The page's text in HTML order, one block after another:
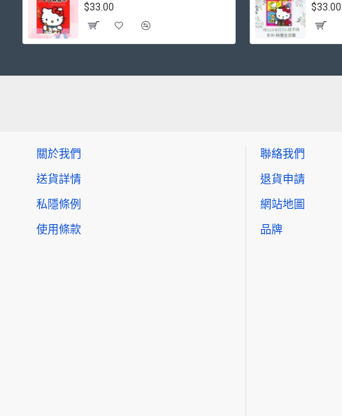
$33.00
$33.00
關於我們
送貨詳情
私隱條例
使用條款
聯絡我們
退貨申請
網站地圖
品牌